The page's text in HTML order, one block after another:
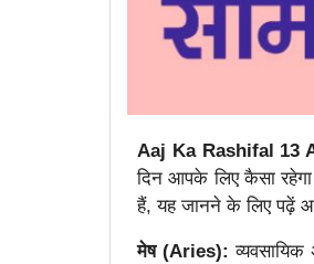
Aaj Ka Rashifal 13
दिन आपके लिए कैसा
हैं, यह जानने के लिए पढ़ें
मेष (Aries):व्यवसायिक